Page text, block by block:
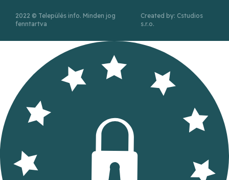
2022 © Település info. Minden jog
fenntartva
Created by: Cstudios
s.r.o.